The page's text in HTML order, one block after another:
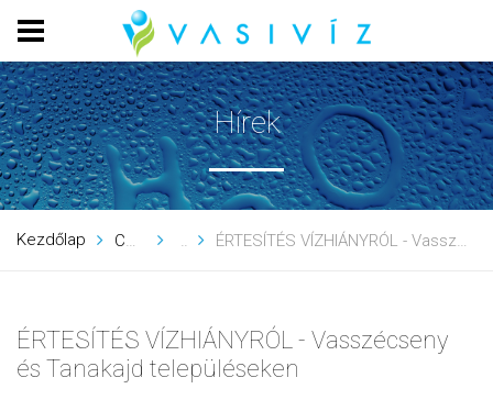
Hírek
Kezdőlap Cégünkről Hírek ÉRTESÍTÉS VÍZHIÁNYRÓL - Vasszécseny és Tanakajd településeken
ÉRTESÍTÉS VÍZHIÁNYRÓL - Vasszécseny
és Tanakajd településeken